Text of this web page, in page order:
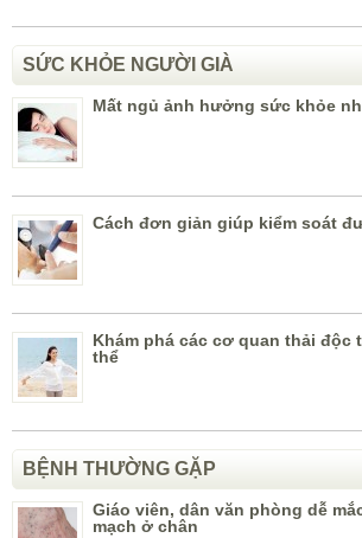
SỨC KHỎE NGƯỜI GIÀ
Mất ngủ ảnh hưởng sức khỏe
Cách đơn giản giúp kiểm soát
Khám phá các cơ quan thải độc
thể
BỆNH THƯỜNG GẶP
Giáo viên, dân văn phòng dễ
mạch ở chân